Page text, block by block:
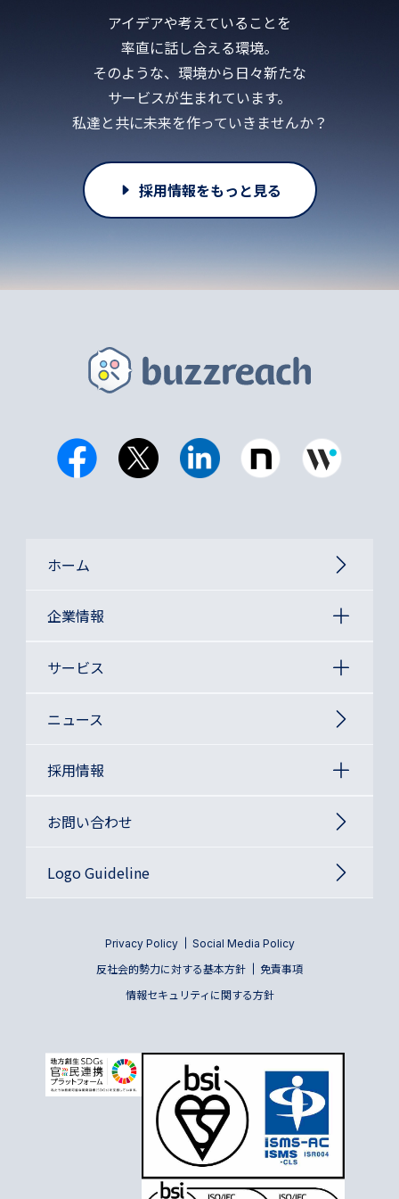
アイデアや考えていることを
率直に話し合える環境。
そのような、環境から日々新たな
サービスが生まれています。
私達と共に未来を作っていきませんか？
採用情報をもっと見る
ホーム
企業情報
サービス
ニュース
採用情報
お問い合わせ
Logo Guideline
Privacy Policy
Social Media Policy
反社会的勢力に対する基本方針
免責事項
情報セキュリティに関する方針